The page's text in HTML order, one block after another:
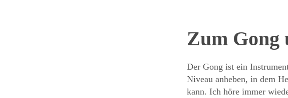
Zum Gong
Der Gong ist ein
Niveau anheben, in dem
kann. Ich höre immer